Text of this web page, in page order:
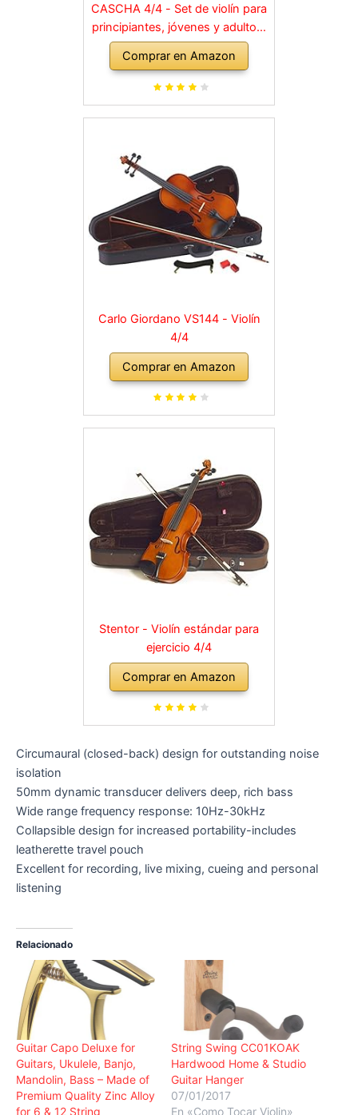
CASCHA 4/4 - Set de violín para
principiantes, jóvenes y adultos,
violín macizo con arco, colofonia,
cuerdas de repuesto, soporte
para hombro, maletín, abeto
Comprar en Amazon
Carlo Giordano VS144 - Violín
4/4
Comprar en Amazon
Stentor - Violín estándar para
ejercicio 4/4
Comprar en Amazon
Circumaural (closed-back) design for outstanding noise
isolation
50mm dynamic transducer delivers deep, rich bass
Wide range frequency response: 10Hz-30kHz
Collapsible design for increased portability-includes
leatherette travel pouch
Excellent for recording, live mixing, cueing and personal
listening
Relacionado
Guitar Capo Deluxe for
Guitars, Ukulele, Banjo,
Mandolin, Bass – Made of
Premium Quality Zinc Alloy
for 6 & 12 String
String Swing CC01KOAK
Hardwood Home & Studio
Guitar Hanger
07/01/2017
En «Como Tocar Violin»